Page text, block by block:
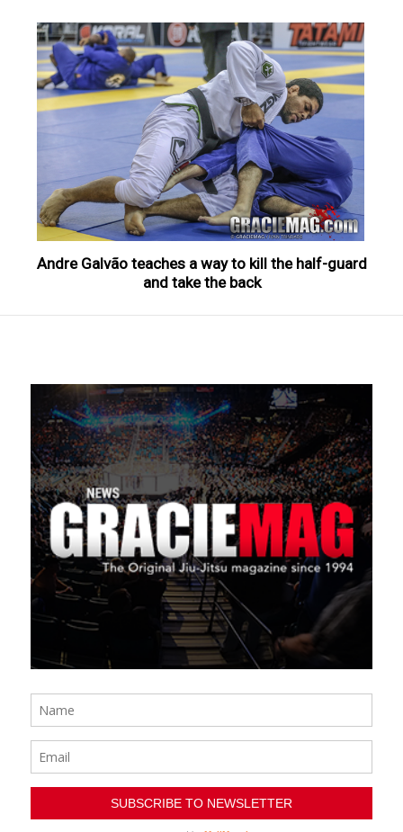
Andre Galvão teaches a way to kill the half-guard
and take the back